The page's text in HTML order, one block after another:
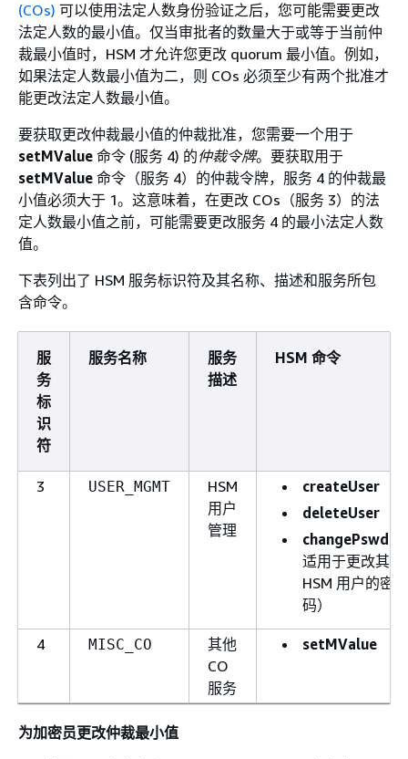
(COs) 可以使用法定人数身份验证之后，您可能需要更改
法定人数的最小值。仅当审批者的数量大于或等于当前仲
裁最小值时，HSM 才允许您更改 quorum 最小值。例如，
如果法定人数最小值为二，则 COs 必须至少有两个批准才
能更改法定人数最小值。
要获取更改仲裁最小值的仲裁批准，您需要一个用于
setMValue 命令 (服务 4) 的仲裁令牌。要获取用于
setMValue 命令（服务 4）的仲裁令牌，服务 4 的仲裁最
小值必须大于 1。这意味着，在更改 COs（服务 3）的法
定人数最小值之前，可能需要更改服务 4 的最小法定人数
值。
下表列出了 HSM 服务标识符及其名称、描述和服务所包
含命令。
服
务
标
识
符
服务名称
服务
描述
HSM 命令
3 USER_MGMT
HSM
用户
管理
createUser
deleteUser
changePswd
适用于更改其他
HSM 用户的密
码）
4 MISC_CO
其他
CO
服务
setMValue
为加密员更改仲裁最小值